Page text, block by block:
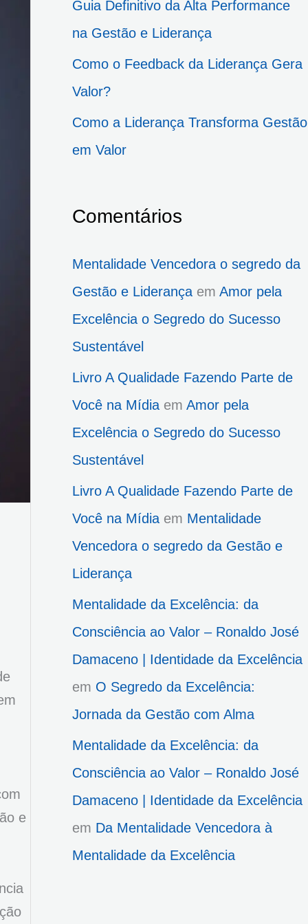
e
Guia Definitivo da Alta Performance
na Gestão e Liderança
Como o Feedback da Liderança Gera
Valor?
Como a Liderança Transforma Gestão
em Valor
Comentários
Mentalidade Vencedora o segredo da
Gestão e Liderançaem Amor pela
Excelência o Segredo do Sucesso
Sustentável
Livro A Qualidade Fazendo Parte de
Você na Mídiaem Amor pela
Excelência o Segredo do Sucesso
Sustentável
Livro A Qualidade Fazendo Parte de
Você na Mídiaem Mentalidade
Vencedora o segredo da Gestão e
Liderança
Mentalidade da Excelência: da
Consciência ao Valor – Ronaldo José
Damaceno | Identidade da Excelência
em O Segredo da Excelência:
Jornada da Gestão com Alma
Mentalidade da Excelência: da
Consciência ao Valor – Ronaldo José
Damaceno | Identidade da Excelência
em Da Mentalidade Vencedora à
Mentalidade da Excelência